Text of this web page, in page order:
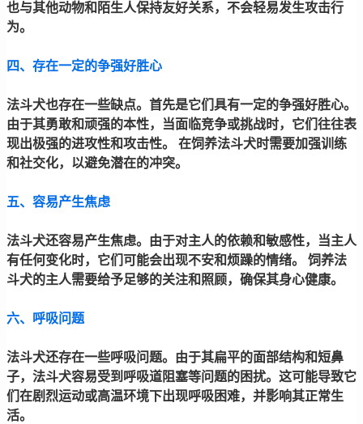
也与其他动物和陌生人保持友好关系，不会轻易发生攻击行
为。
四、存在一定的争强好胜心
法斗犬也存在一些缺点。首先是它们具有一定的争强好胜心。
由于其勇敢和顽强的本性，当面临竞争或挑战时，它们往往表
现出极强的进攻性和攻击性。 在饲养法斗犬时需要加强训练
和社交化，以避免潜在的冲突。
五、容易产生焦虑
法斗犬还容易产生焦虑。由于对主人的依赖和敏感性，当主人
有任何变化时，它们可能会出现不安和烦躁的情绪。 饲养法
斗犬的主人需要给予足够的关注和照顾，确保其身心健康。
六、呼吸问题
法斗犬还存在一些呼吸问题。由于其扁平的面部结构和短鼻
子，法斗犬容易受到呼吸道阻塞等问题的困扰。这可能导致它
们在剧烈运动或高温环境下出现呼吸困难，并影响其正常生
活。